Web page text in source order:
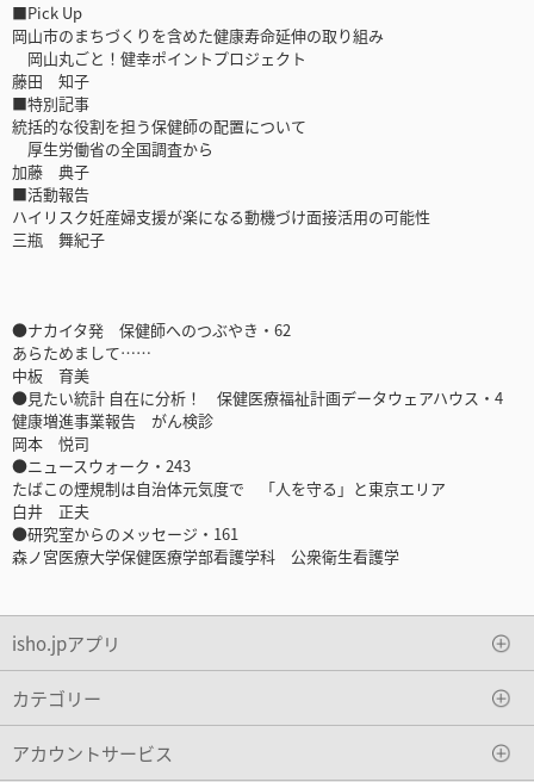
■Pick Up
岡山市のまちづくりを含めた健康寿命延伸の取り組み
岡山丸ごと！健幸ポイントプロジェクト
藤田 知子
■特別記事
統括的な役割を担う保健師の配置について
厚生労働省の全国調査から
加藤 典子
■活動報告
ハイリスク妊産婦支援が楽になる動機づけ面接活用の可能性
三瓶 舞紀子
●ナカイタ発 保健師へのつぶやき・62
あらためまして……
中板 育美
●見たい統計 自在に分析！ 保健医療福祉計画データウェアハウス・4
健康増進事業報告 がん検診
岡本 悦司
●ニュースウォーク・243
たばこの煙規制は自治体元気度で 「人を守る」と東京エリア
白井 正夫
●研究室からのメッセージ・161
森ノ宮医療大学保健医療学部看護学科 公衆衛生看護学
isho.jpアプリ
カテゴリー
アカウントサービス